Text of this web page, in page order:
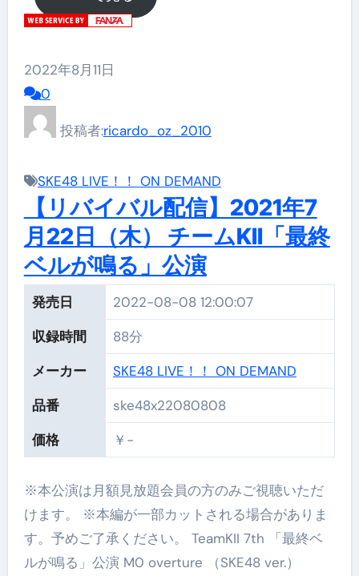
2022年8月11日
0
投稿者:ricardo_oz_2010
SKE48 LIVE！！ ON DEMAND
【リバイバル配信】2021年7
月22日（木） チームKII「最終
ベルが鳴る」公演
発売日
2022-08-08 12:00:07
収録時間
88分
メーカー
SKE48 LIVE！！ ON DEMAND
品番
ske48x22080808
価格
￥-
※本公演は月額見放題会員の方のみご視聴いただ
けます。 ※本編が一部カットされる場合がありま
す。予めご了承ください。 TeamKII 7th 「最終ベ
ルが鳴る」公演 M0 overture （SKE48 ver.）